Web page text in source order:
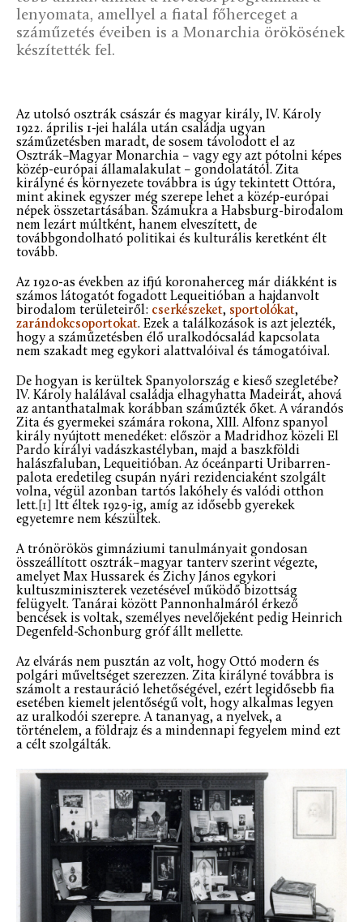
lenyomata, amellyel a fiatal főherceget a
száműzetés éveiben is a Monarchia örökösének
készítették fel.
Az utolsó osztrák császár és magyar király, IV. Károly
1922. április 1-jei halála után családja ugyan
száműzetésben maradt, de sosem távolodott el az
Osztrák–Magyar Monarchia – vagy egy azt pótolni képes
közép-európai államalakulat – gondolatától. Zita
királyné és környezete továbbra is úgy tekintett Ottóra,
mint akinek egyszer még szerepe lehet a közép-európai
népek összetartásában. Számukra a Habsburg-birodalom
nem lezárt múltként, hanem elveszített, de
továbbgondolható politikai és kulturális keretként élt
tovább.
Az 1920-as években az ifjú koronaherceg már diákként is
számos látogatót fogadott Lequeitióban a hajdanvolt
birodalom területeiről: cserkészeket, sportolókat,
zarándokcsoportokat. Ezek a találkozások is azt jelezték,
hogy a száműzetésben élő uralkodócsalád kapcsolata
nem szakadt meg egykori alattvalóival és támogatóival.
De hogyan is kerültek Spanyolország e kieső szegletébe?
IV. Károly halálával családja elhagyhatta Madeirát, ahová
az antanthatalmak korábban száműzték őket. A várandós
Zita és gyermekei számára rokona, XIII. Alfonz spanyol
király nyújtott menedéket: először a Madridhoz közeli El
Pardo királyi vadászkastélyban, majd a baszkföldi
halászfaluban, Lequeitióban. Az óceánparti Uribarren-
palota eredetileg csupán nyári rezidenciaként szolgált
volna, végül azonban tartós lakóhely és valódi otthon
lett. [1]
Itt éltek 1929-ig, amíg az idősebb gyerekek
egyetemre nem készültek.
A trónörökös gimnáziumi tanulmányait gondosan
összeállított osztrák–magyar tanterv szerint végezte,
amelyet Max Hussarek és Zichy János egykori
kultuszminiszterek vezetésével működő bizottság
felügyelt. Tanárai között Pannonhalmáról érkező
bencések is voltak, személyes nevelőjeként pedig Heinrich
Degenfeld-Schonburg gróf állt mellette.
Az elvárás nem pusztán az volt, hogy Ottó modern és
polgári műveltséget szerezzen. Zita királyné továbbra is
számolt a restauráció lehetőségével, ezért legidősebb fia
esetében kiemelt jelentőségű volt, hogy alkalmas legyen
az uralkodói szerepre. A tananyag, a nyelvek, a
történelem, a földrajz és a mindennapi fegyelem mind ezt
a célt szolgálták.